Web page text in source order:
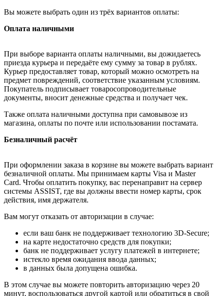
Вы можете выбрать один из трёх вариантов оплаты:
Оплата наличными
При выборе варианта оплаты наличными, вы дожидаетесь
приезда курьера и передаёте ему сумму за товар в рублях.
Курьер предоставляет товар, который можно осмотреть на
предмет повреждений, соответствие указанным условиям.
Покупатель подписывает товаросопроводительные
документы, вносит денежные средства и получает чек.
Также оплата наличными доступна при самовывозе из
магазина, оплаты по почте или использовании постамата.
Безналичный расчёт
При оформлении заказа в корзине вы можете выбрать вариант
безналичной оплаты. Мы принимаем карты Visa и Master
Card. Чтобы оплатить покупку, вас перенаправит на сервер
системы ASSIST, где вы должны ввести номер карты, срок
действия, имя держателя.
Вам могут отказать от авторизации в случае:
если ваш банк не поддерживает технологию 3D-Secure;
на карте недостаточно средств для покупки;
банк не поддерживает услугу платежей в интернете;
истекло время ожидания ввода данных;
в данных была допущена ошибка.
В этом случае вы можете повторить авторизацию через 20
минут, воспользоваться другой картой или обратиться в свой